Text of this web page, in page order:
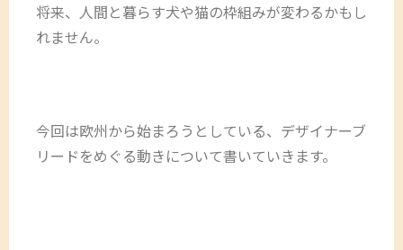
将来、人間と暮らす犬や猫の枠組みが変わるかもし
れません。
今回は欧州から始まろうとしている、デザイナーブ
リードをめぐる動きについて書いていきます。